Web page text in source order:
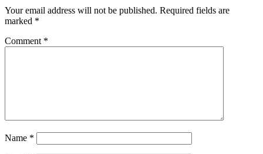
Your email address will not be published. Required fields are
marked *
Comment *
Name *